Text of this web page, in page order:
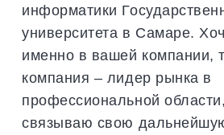
информатики
университета в Самаре.
именно в вашей компании,
компания – лидер рынка в
профессиональной
связываю свою